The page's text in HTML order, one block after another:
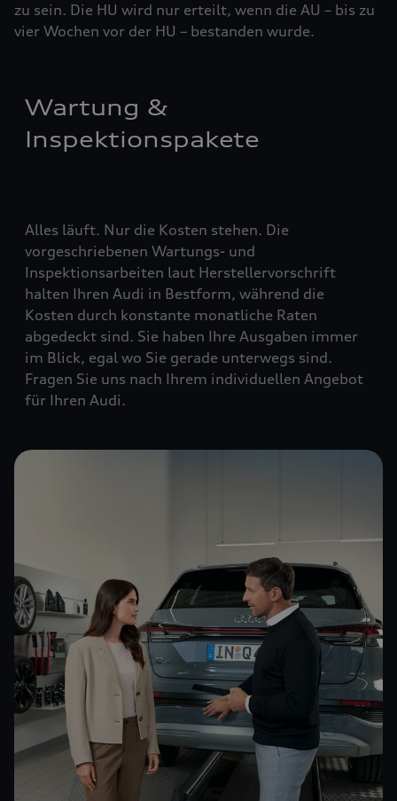
zu sein. Die HU wird nur erteilt, wenn die AU – bis zu
vier ­Woch­en vor der HU – bestanden wurde.
Wartung &
Inspektionspakete
Alles läuft. Nur die Kosten stehen. Die
vorgeschriebenen Wartungs- und
Inspektionsarbeiten laut Herstellervorschrift
halten Ihren Audi in Bestform, während die
Kosten durch konstante monatliche Raten
abgedeckt sind. Sie haben Ihre Ausgaben immer
im Blick, egal wo Sie gerade unterwegs sind.
Fragen Sie uns nach Ihrem individuellen Angebot
für Ihren Audi.